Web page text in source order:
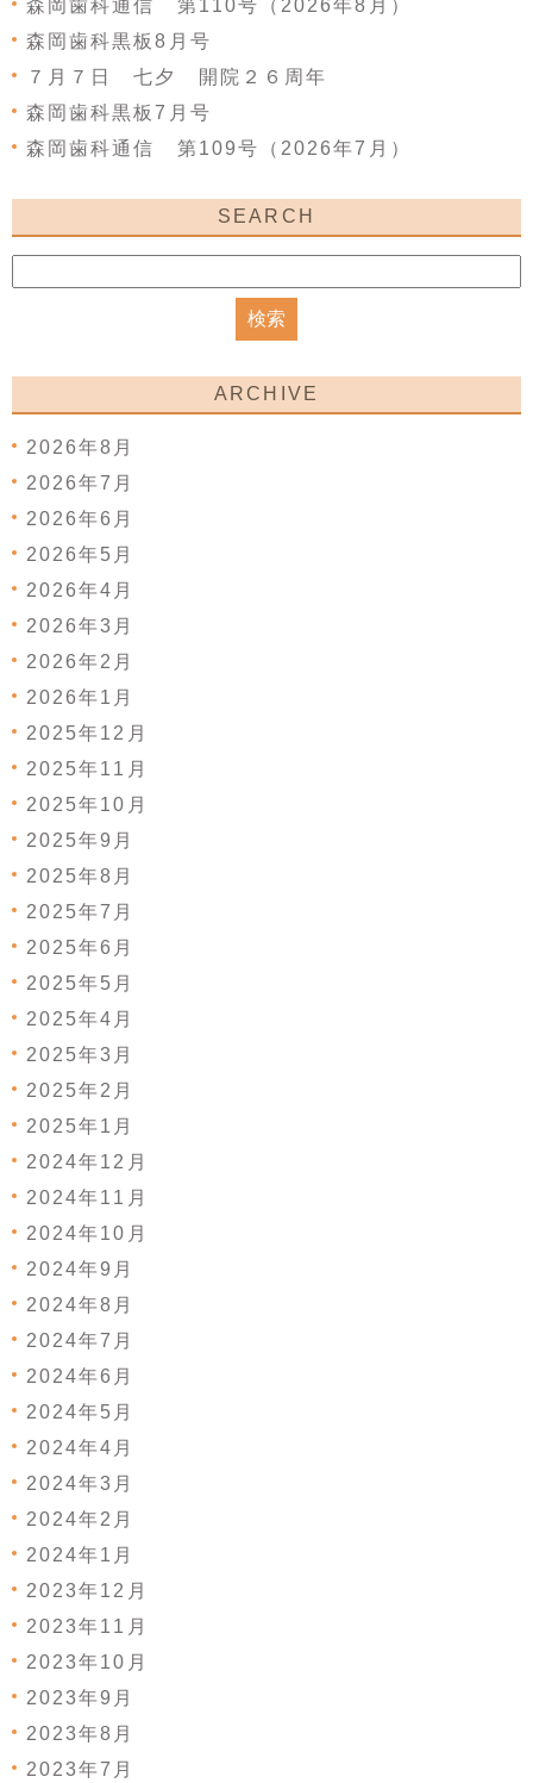
森岡歯科通信 第110号（2026年8月）
森岡歯科黒板8月号
７月７日 七夕 開院２６周年
森岡歯科黒板7月号
森岡歯科通信 第109号（2026年7月）
SEARCH
ARCHIVE
2026年8月
2026年7月
2026年6月
2026年5月
2026年4月
2026年3月
2026年2月
2026年1月
2025年12月
2025年11月
2025年10月
2025年9月
2025年8月
2025年7月
2025年6月
2025年5月
2025年4月
2025年3月
2025年2月
2025年1月
2024年12月
2024年11月
2024年10月
2024年9月
2024年8月
2024年7月
2024年6月
2024年5月
2024年4月
2024年3月
2024年2月
2024年1月
2023年12月
2023年11月
2023年10月
2023年9月
2023年8月
2023年7月